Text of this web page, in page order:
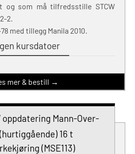
og som må tilfredsstille STCW
2.
med tillegg Manila 2010.
kursdatoer
mer & bestill →
oppdatering Mann-Over-
16 t
(MSE113)